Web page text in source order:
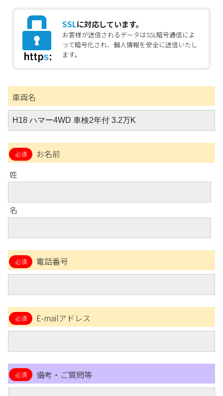
SSLに対応しています。
お客様が送信されるデータはSSL暗号通信によ
って暗号化され、個人情報を安全に送信いたし
ます。
車両名
お名前
姓
名
電話番号
E-mailアドレス
備考・ご質問等